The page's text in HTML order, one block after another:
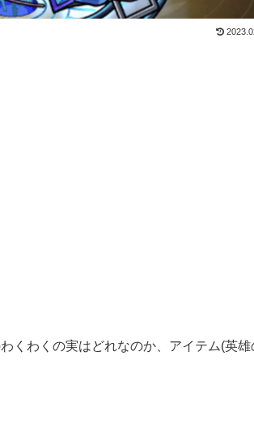
くわくの実はどれなのか、アイテム(英